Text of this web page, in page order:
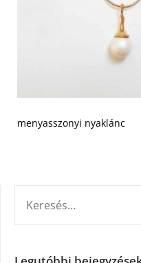
menyasszonyi nyaklánc